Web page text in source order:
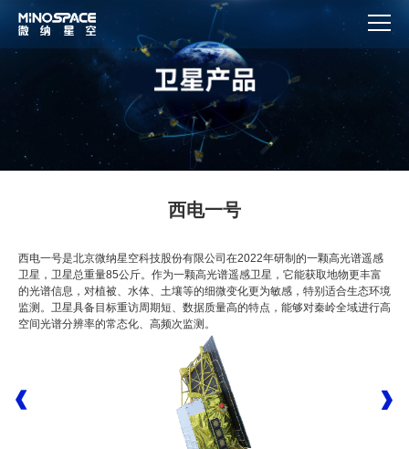
西电一号
西电一号是北京微纳星空科技股份有限公司在2022年研制的一颗高光谱遥感
卫星，卫星总重量85公斤。作为一颗高光谱遥感卫星，它能获取地物更丰富
的光谱信息，对植被、水体、土壤等的细微变化更为敏感，特别适合生态环境
监测。卫星具备目标重访周期短、数据质量高的特点，能够对秦岭全域进行高
空间光谱分辨率的常态化、高频次监测。